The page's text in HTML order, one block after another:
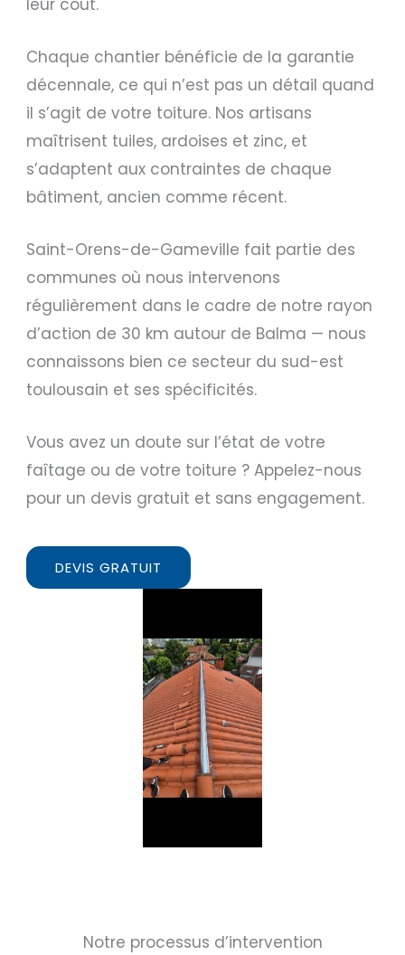
Chaque chantier bénéficie de la garantie
décennale, ce qui n’est pas un détail quand
il s’agit de votre toiture. Nos artisans
maîtrisent tuiles, ardoises et zinc, et
s’adaptent aux contraintes de chaque
bâtiment, ancien comme récent.
Saint-Orens-de-Gameville fait partie des
communes où nous intervenons
régulièrement dans le cadre de notre rayon
d’action de 30 km autour de Balma — nous
connaissons bien ce secteur du sud-est
toulousain et ses spécificités.
Vous avez un doute sur l’état de votre
faîtage ou de votre toiture ? Appelez-nous
pour un devis gratuit et sans engagement.
DEVIS GRATUIT
Notre processus d’intervention